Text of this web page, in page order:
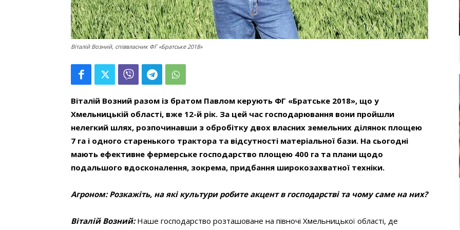
Віталій Возний, співвласник ФГ «Братське 2018»
Віталій Возний разом із братом Павлом керують ФГ «Братське 2018», що у
Хмельницькій області, вже 12-й рік. За цей час господарювання вони пройшли
нелегкий шлях, розпочинавши з обробітку двох власних земельних ділянок площею
7 га і одного старенького трактора та відсутності матеріальної бази. На сьогодні
мають ефективне фермерське господарство площею 400 га та плани щодо
подальшого вдосконалення, зокрема, придбання широкозахватної техніки.
Агроном: Розкажіть, на які культури робите акцент в господарстві та чому саме на них?
Віталій Возний:Наше господарство розташоване на півночі Хмельницької області, де